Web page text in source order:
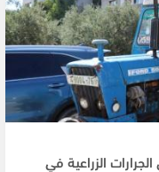
الزراعية في